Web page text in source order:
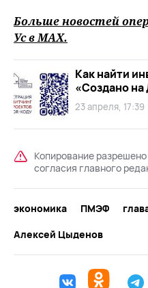
Больше новостей
Ус вMAХ.
Как найти
«Создано
23 апреля, 17:39
Копирование
согласия главного
экономика ПМЭФ
Алексей Цыденов